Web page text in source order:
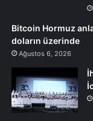
Bitcoin Hormuz
doların üzerinde
Ağustos 6, 2026